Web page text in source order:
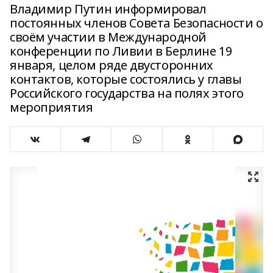
Владимир Путин информировал
постоянных членов Совета Безопасности о
своём участии в Международной
конференции по Ливии в Берлине 19
января, целом ряде двусторонних
контактов, которые состоялись у главы
Российского государства на полях этого
мероприятия